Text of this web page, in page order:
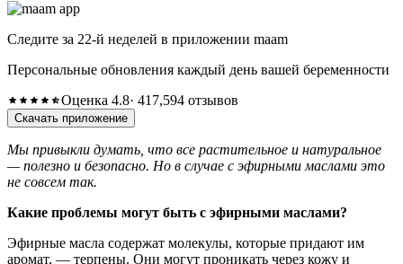
Следите за 22-й неделей в приложении maam
Персональные обновления каждый день вашей беременности
Оценка 4.8· 417,594 отзывов
Скачать приложение
Мы привыкли думать, что все растительное и натуральное
— полезно и безопасно. Но в случае с эфирными маслами это
не совсем так.
Какие проблемы могут быть с эфирными маслами?
Эфирные масла содержат молекулы, которые придают им
аромат, — терпены. Они могут проникать через кожу и